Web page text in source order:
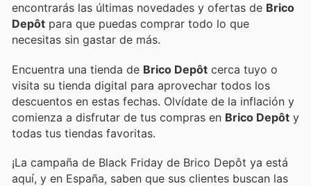
encontrarás las últimas novedades y ofertas de Brico
Depôt para que puedas comprar todo lo que
necesitas sin gastar de más.
Encuentra una tienda de Brico Depôt cerca tuyo o
visita su tienda digital para aprovechar todos los
descuentos en estas fechas. Olvídate de la inflación y
comienza a disfrutar de tus compras en Brico Depôt y
todas tus tiendas favoritas.
¡La campaña de Black Friday de Brico Depôt ya está
aquí, y en España, saben que sus clientes buscan las